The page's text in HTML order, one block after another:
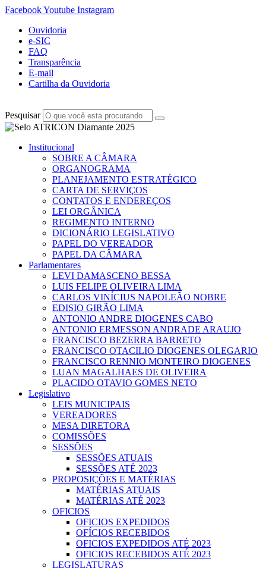
FacebookYoutube Instagram
Ouvidoria
e-SIC
FAQ
Transparência
E-mail
Cartilha da Ouvidoria
Pesquisar
Institucional
SOBRE A CÂMARA
ORGANOGRAMA
PLANEJAMENTO ESTRATÉGICO
CARTA DE SERVIÇOS
CONTATOS E ENDEREÇOS
LEI ORGÂNICA
REGIMENTO INTERNO
DICIONÁRIO LEGISLATIVO
PAPEL DO VEREADOR
PAPEL DA CÂMARA
Parlamentares
LEVI DAMASCENO BESSA
LUIS FELIPE OLIVEIRA LIMA
CARLOS VINÍCIUS NAPOLEÃO NOBRE
EDISIO GIRÃO LIMA
ANTONIO ANDRE DIOGENES CABO
ANTONIO ERMESSON ANDRADE ARAUJO
FRANCISCO BEZERRA BARRETO
FRANCISCO OTACILIO DIOGENES OLEGARIO
FRANCISCO RENNIO MONTEIRO DIOGENES
LUAN MAGALHAES DE OLIVEIRA
PLACIDO OTAVIO GOMES NETO
Legislativo
LEIS MUNICIPAIS
VEREADORES
MESA DIRETORA
COMISSÕES
SESSÕES
SESSÕES ATUAIS
SESSÕES ATÉ 2023
PROPOSIÇÕES E MATÉRIAS
MATÉRIAS ATUAIS
MATÉRIAS ATÉ 2023
OFICIOS
OFICIOS EXPEDIDOS
OFÍCIOS RECEBIDOS
OFICIOS EXPEDIDOS ATÉ 2023
OFICIOS RECEBIDOS ATÉ 2023
LEGISLATURAS